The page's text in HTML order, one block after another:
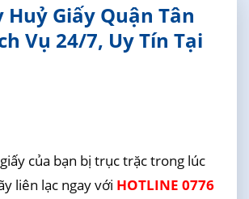
Huỷ Giấy Quận Tân
Vụ 24/7, Uy Tín Tại
của bạn bị trục trặc trong lúc
liên lạc ngay với HOTLINE 0776